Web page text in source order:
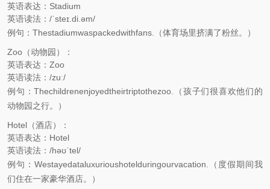
英语表达：Stadium
英语读法：/ˈsteɪ.di.əm/
例句：Thestadiumwaspackedwithfans.（体育场里挤满了粉丝。）
Zoo（动物园）：
英语表达：Zoo
英语读法：/zuː/
例句：Thechildrenenjoyedtheirtriptothezoo.（孩子们很喜欢他们的
动物园之行。）
Hotel（酒店）：
英语表达：Hotel
英语读法：/həʊˈtel/
例句：Westayedataluxurioushotelduringourvacation.（度假期间我
们住在一家豪华酒店。）